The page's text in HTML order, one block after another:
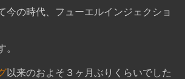
今の時代、フューエルインジェクショ
。
以来のおよそ３ヶ月ぶりくらいでした